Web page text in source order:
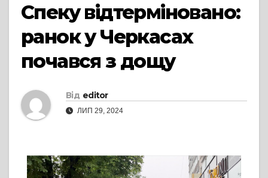
Спеку відтерміновано:
ранок у Черкасах
почався з дощу
Від editor
ЛИП 29, 2024